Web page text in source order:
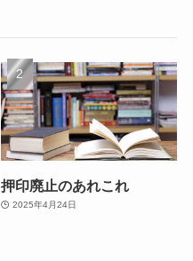
押印廃止のあれこれ
2025年4月24日